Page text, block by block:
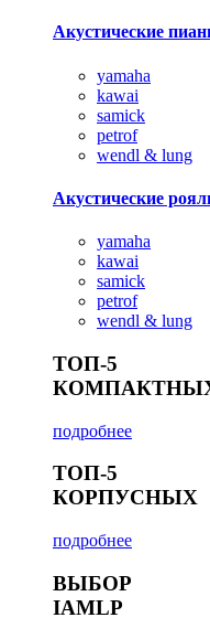
Акустические
yamaha
kawai
samick
petrof
wendl & lung
Акустические
yamaha
kawai
samick
petrof
wendl & lung
ТОП-5
подробнее
ТОП-5
КОРПУСНЫХ
подробнее
ВЫБОР
IAMLP